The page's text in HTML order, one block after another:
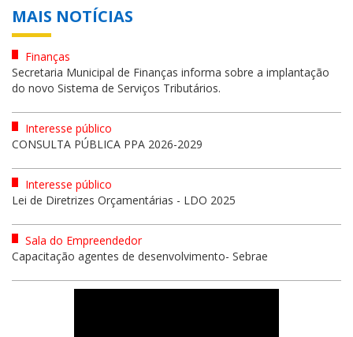
MAIS NOTÍCIAS
Finanças
Secretaria Municipal de Finanças informa sobre a implantação
do novo Sistema de Serviços Tributários.
Interesse público
CONSULTA PÚBLICA PPA 2026-2029
Interesse público
Lei de Diretrizes Orçamentárias - LDO 2025
Sala do Empreendedor
Capacitação agentes de desenvolvimento- Sebrae